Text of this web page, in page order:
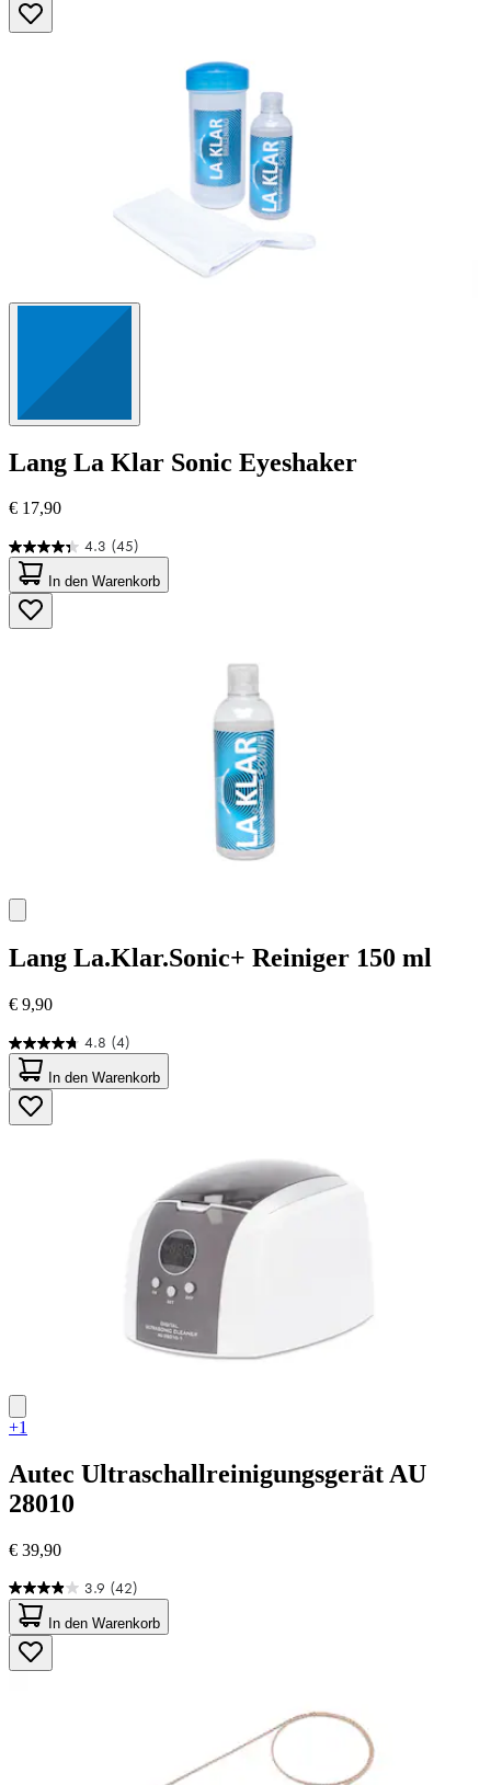
Lang La Klar Sonic Eyeshaker
€ 17,90
4.3 (45)
4.3
von
5
Sternen.
45
In den Warenkorb
Lang La.Klar.Sonic+ Reiniger 150 ml
€ 9,90
4.8 (4)
4.8
von
5
Sternen.
4
In den Warenkorb
+1
Autec Ultraschallreinigungsgerät AU
28010
€ 39,90
3.9 (42)
3.9
von
5
Sternen.
42
In den Warenkorb